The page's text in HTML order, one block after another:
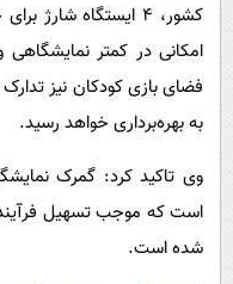
کشور، ۴ ایستگاه
امکانی در کمتر
فضای بازی کودکان نیز
به بهره‌برداری خواهد رسید.
وی تاکید کرد: گمرک
است که موجب تسهیل
شده است.